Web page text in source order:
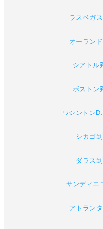
ラスベガ
オーラン
シアトル
ボストン
ワシントン
シカゴ
ダラス
サンディエ
アトラン